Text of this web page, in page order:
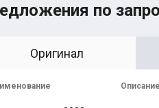
по
Оригинал
Описание